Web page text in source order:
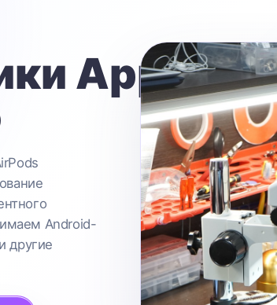
Apple
Android-
другие